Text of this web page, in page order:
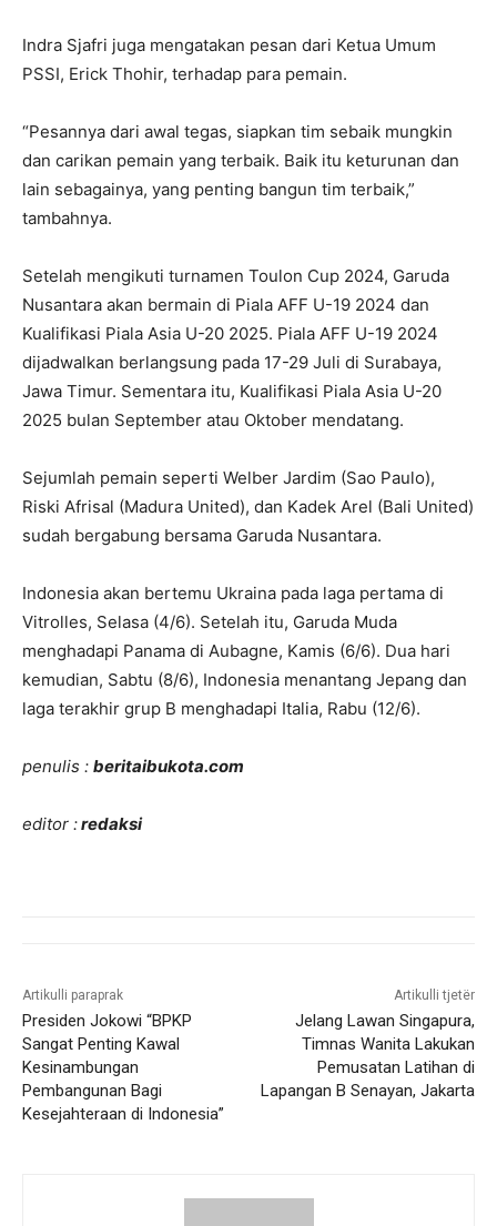
Indra Sjafri juga mengatakan pesan dari Ketua Umum
PSSI, Erick Thohir, terhadap para pemain.
“Pesannya dari awal tegas, siapkan tim sebaik mungkin
dan carikan pemain yang terbaik. Baik itu keturunan dan
lain sebagainya, yang penting bangun tim terbaik,”
tambahnya.
Setelah mengikuti turnamen Toulon Cup 2024, Garuda
Nusantara akan bermain di Piala AFF U-19 2024 dan
Kualifikasi Piala Asia U-20 2025. Piala AFF U-19 2024
dijadwalkan berlangsung pada 17-29 Juli di Surabaya,
Jawa Timur. Sementara itu, Kualifikasi Piala Asia U-20
2025 bulan September atau Oktober mendatang.
Sejumlah pemain seperti Welber Jardim (Sao Paulo),
Riski Afrisal (Madura United), dan Kadek Arel (Bali United)
sudah bergabung bersama Garuda Nusantara.
Indonesia akan bertemu Ukraina pada laga pertama di
Vitrolles, Selasa (4/6). Setelah itu, Garuda Muda
menghadapi Panama di Aubagne, Kamis (6/6). Dua hari
kemudian, Sabtu (8/6), Indonesia menantang Jepang dan
laga terakhir grup B menghadapi Italia, Rabu (12/6).
penulis : beritaibukota.com
editor :redaksi
Artikulli paraprak
Presiden Jokowi “BPKP
Sangat Penting Kawal
Kesinambungan
Pembangunan Bagi
Kesejahteraan di Indonesia”
Artikulli tjetër
Jelang Lawan Singapura,
Timnas Wanita Lakukan
Pemusatan Latihan di
Lapangan B Senayan, Jakarta